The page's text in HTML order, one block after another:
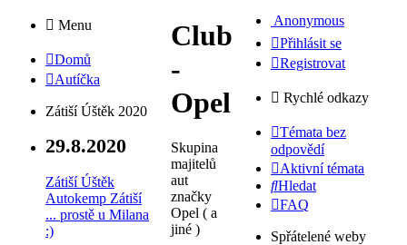
Menu
Domů
Autíčka
Zátiší Úštěk 2020
29.8.2020
Zátiší Úštěk
Autokemp Zátiší
... prostě u Milana
:)
Club
-
Opel
Skupina
majitelů
aut
značky
Opel ( a
jiné )
Anonymous
Přihlásit se
Registrovat
Rychlé odkazy
Témata bez
odpovědí
Aktivní témata
Hledat
FAQ
Spřátelené weby